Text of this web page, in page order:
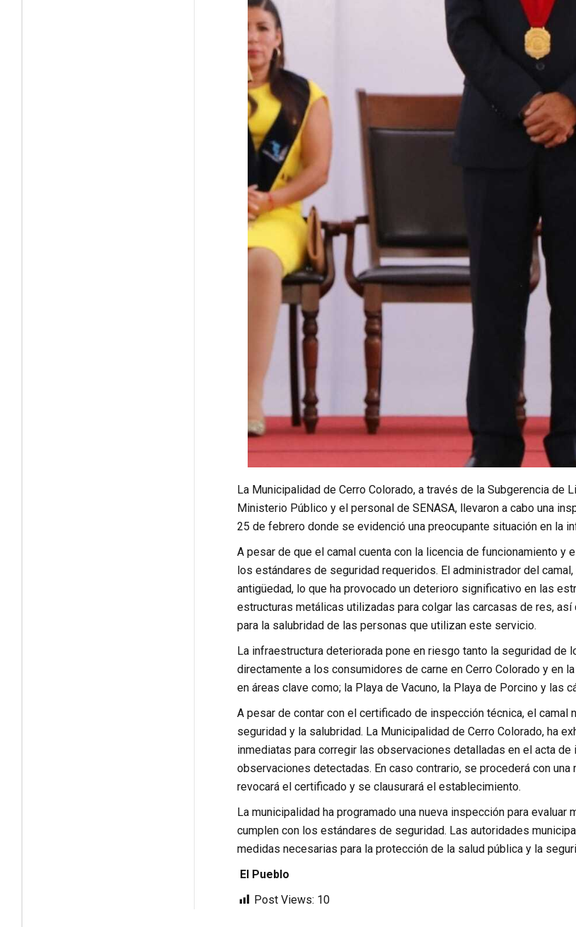
La Municipalidad de Cerro Colorado, a través de la Subgerencia de
Ministerio Público y el personal de SENASA, llevaron a cabo una
25 de febrero donde se evidenció una preocupante situación en la
A pesar de que el camal cuenta con la licencia de funcionamiento
los estándares de seguridad requeridos. El administrador del
antigüedad, lo que ha provocado un deterioro significativo en las
estructuras metálicas utilizadas para colgar las carcasas de res,
para la salubridad de las personas que utilizan este servicio.
La infraestructura deteriorada pone en riesgo tanto la seguridad
directamente a los consumidores de carne en Cerro Colorado y en
en áreas clave como; la Playa de Vacuno, la Playa de Porcino y las
A pesar de contar con el certificado de inspección técnica, el
seguridad y la salubridad. La Municipalidad de Cerro Colorado, ha
inmediatas para corregir las observaciones detalladas en el acta
observaciones detectadas. En caso contrario, se procederá con
revocará el certificado y se clausurará el establecimiento.
La municipalidad ha programado una nueva inspección para
cumplen con los estándares de seguridad. Las autoridades
medidas necesarias para la protección de la salud pública y la
El Pueblo
Post Views: 10